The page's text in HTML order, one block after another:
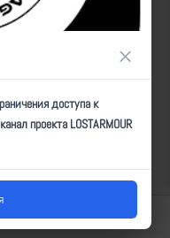
2026
×
доступа к
проекта LOSTARMOUR